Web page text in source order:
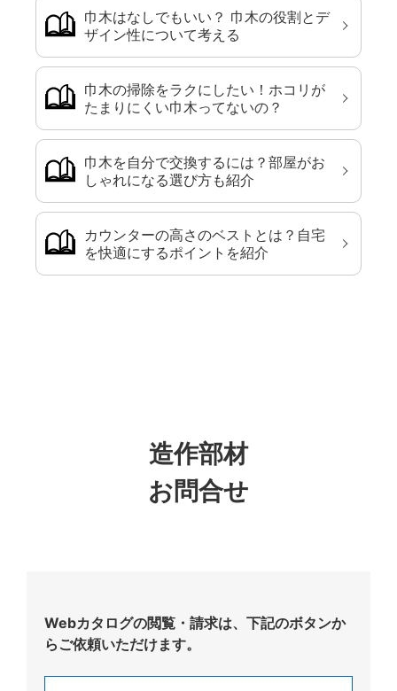
巾木はなしでもいい？ 巾木の役割とデ
ザイン性について考える
巾木の掃除をラクにしたい！ホコリが
たまりにくい巾木ってないの？
巾木を自分で交換するには？部屋がお
しゃれになる選び方も紹介
カウンターの高さのベストとは？自宅
を快適にするポイントを紹介
造作部材
お問合せ
Webカタログの閲覧・請求は、下記のボタンか
らご依頼いただけます。